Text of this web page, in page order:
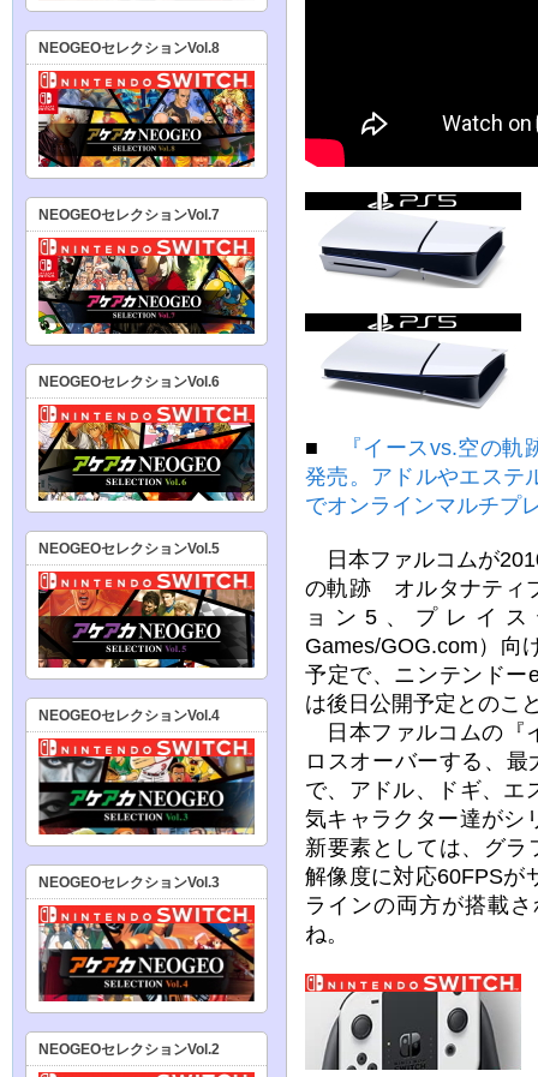
■
『イースvs.空の
発売。アドルやエステ
でオンラインマルチプ
日本ファルコムが
の軌跡 オルタナティ
ョン5、プレイ
Games/GOG.com）向
予定で、ニンテンド
は後日公開予定とのこ
日本ファルコムの『
ロスオーバーする、
で、アドル、ドギ、エ
気キャラクター達がシ
新要素としては、グ
解像度に対応60FPSが
ラインの両方が搭載
ね。
NEOGEOセレクションVol.8
NEOGEOセレクションVol.7
NEOGEOセレクションVol.6
NEOGEOセレクションVol.5
NEOGEOセレクションVol.4
NEOGEOセレクションVol.3
NEOGEOセレクションVol.2